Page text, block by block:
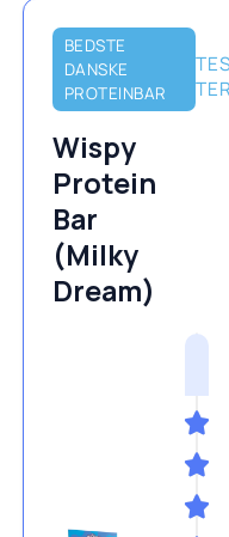
BEDSTE
DANSKE
PROTEINBAR
Wispy
Protein
Bar
(Milky
Dream)
TER